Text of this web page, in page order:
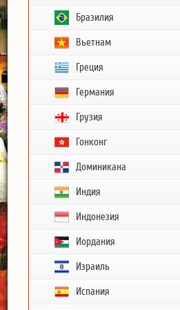
Бразилия
Вьетнам
Греция
Германия
Грузия
Гонконг
Доминикана
Индия
Индонезия
Иордания
Израиль
Испания